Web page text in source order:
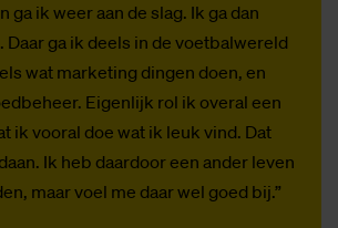
ga ik weer aan de slag. Ik ga dan
Daar ga ik deels in de voetbalwereld
wat marketing dingen doen, en
Eigenlijk rol ik overal een
ik vooral doe wat ik leuk vind. Dat
Ik heb daardoor een ander leven
maar voel me daar wel goed bij.”